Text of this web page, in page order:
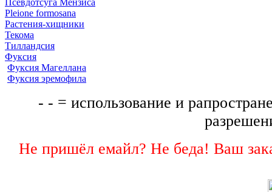
Псевдотсуга Мензиса
Pleione formosana
Растения-хищники
Текома
Тилландсия
Фуксия
Фуксия Магеллана
Фуксия эремофила
- - = использование и
Не пришёл емайл? Не беда! Ваш